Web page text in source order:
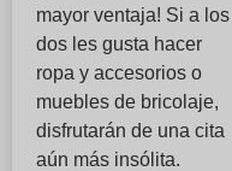
mayor ventaja! Si a los
dos les gusta hacer
ropa y accesorios o
muebles de bricolaje,
disfrutarán de una cita
aún más insólita.